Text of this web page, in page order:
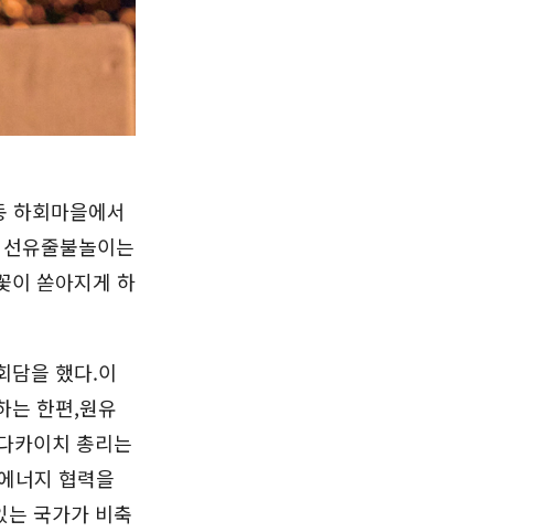
하회마을에서
유줄불놀이는
이 쏟아지게 하
담을 했다.이
는 한편,원유
카이치 총리는
너지 협력을
는 국가가 비축